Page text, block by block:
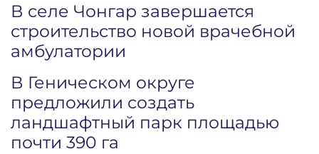
В селе Чонгар завершается
строительство новой врачебной
амбулатории
В Геническом округе
предложили создать
ландшафтный парк площадью
почти 390 га